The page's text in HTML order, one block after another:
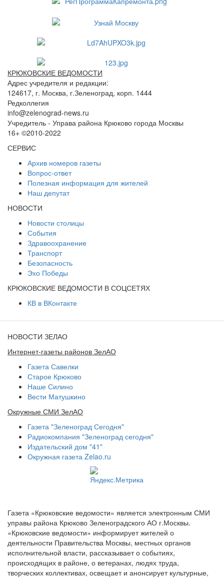
КРЮКОВСКИЕ ВЕДОМОСТИ
Адрес учредителя и редакции:
124617, г. Москва, г.Зеленоград, корп. 1444
Редколлегия
info@zelenograd-news.ru
Учредитель - Управа района Крюково города Москвы
16+ ©2010-2022
СЕРВИС
Архив номеров газеты
Вопрос-ответ
Полезная информация для жителей
Наш депутат
НОВОСТИ
Новости столицы
События
Здравоохранение
Транспорт
Безопасность
Эхо Победы
КРЮКОВСКИЕ ВЕДОМОСТИ В СОЦСЕТЯХ
КВ в ВКонтакте
НОВОСТИ ЗЕЛАО
Интернет-газеты районов ЗелАО
Газета Савелки
Старое Крюково
Наше Силино
Вести Матушкино
Окружные СМИ ЗелАО
Газета "Зеленоград Сегодня"
Радиокомпания "Зеленоград сегодня"
Издательский дом "41"
Окружная газета Zelao.ru
Газета «Крюковские ведомости» является электронным СМИ
управы района Крюково Зеленоградского АО г.Москвы.
«Крюковские ведомости» информирует жителей о
деятельности Правительства Москвы, местных органов
исполнительной власти, рассказывает о событиях,
происходящих в районе, о ветеранах, людях труда,
творческих коллективах, освещает и анонсирует культурные,